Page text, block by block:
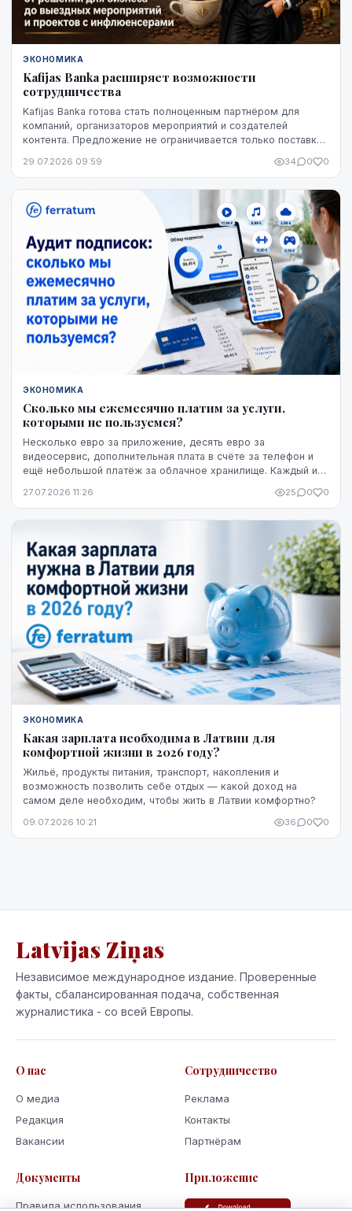
ЭКОНОМИКА
Kafijas Banka расширяет возможности
сотрудничества
Kafijas Banka готова стать полноценным партнёром для
компаний, организаторов мероприятий и создателей
контента. Предложение не ограничивается только поставкой
29.07.2026 09:59 34 0 0
ЭКОНОМИКА
Сколько мы ежемесячно платим за услуги,
которыми не пользуемся?
Несколько евро за приложение, десять евро за
видеосервис, дополнительная плата в счёте за телефон и
ещё небольшой платёж за облачное хранилище. Каждый из
27.07.2026 11:26 25 0 0
ЭКОНОМИКА
Какая зарплата необходима в Латвии для
комфортной жизни в 2026 году?
Жильё, продукты питания, транспорт, накопления и
возможность позволить себе отдых — какой доход на
самом деле необходим, чтобы жить в Латвии комфортно?
09.07.2026 10:21 36 0 0
Latvijas Ziņas
Независимое международное издание. Проверенные
факты, сбалансированная подача, собственная
журналистика - со всей Европы.
О нас
О медиа
Редакция
Вакансии
Сотрудничество
Реклама
Контакты
Партнёрам
Документы
Правила использования
Приложение